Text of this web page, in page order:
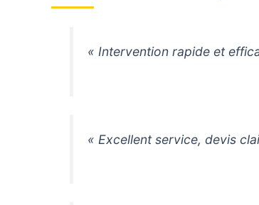
« Intervention rapide et
« Excellent service, devis